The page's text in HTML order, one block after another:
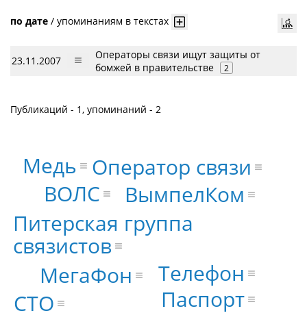
по дате / упоминаниям в текстах
23.11.2007
Операторы связи ищут защиты от
бомжей в правительстве
2
Публикаций - 1, упоминаний - 2
Питерская группа
связистов
ВымпелКом
МегаФон Телефон
Оператор связи
ВОЛС
Медь
Паспорт
CTO